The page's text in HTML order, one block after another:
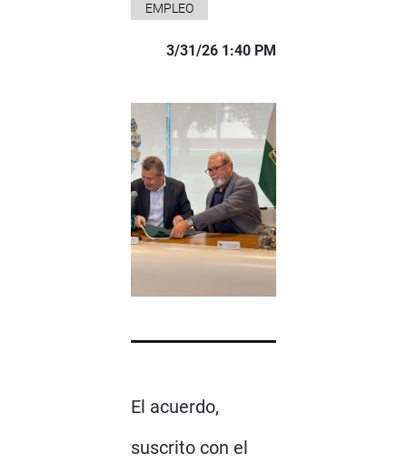
EMPLEO
3/31/26 1:40 PM
El acuerdo,
suscrito con el